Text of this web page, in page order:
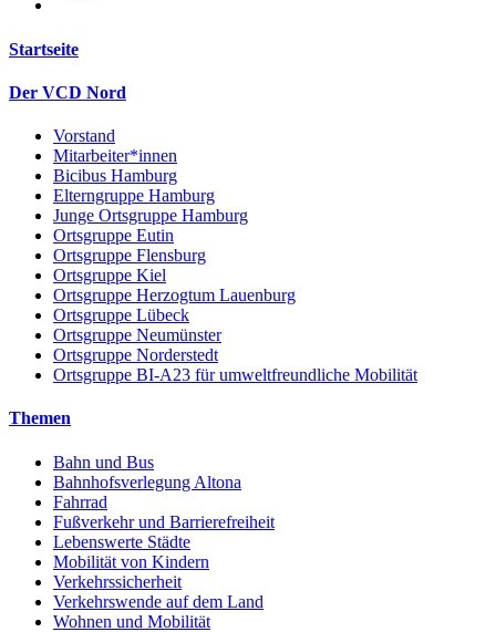
Startseite
Der VCD Nord
Vorstand
Mitarbeiter*innen
Bicibus Hamburg
Elterngruppe Hamburg
Junge Ortsgruppe Hamburg
Ortsgruppe Eutin
Ortsgruppe Flensburg
Ortsgruppe Kiel
Ortsgruppe Herzogtum Lauenburg
Ortsgruppe Lübeck
Ortsgruppe Neumünster
Ortsgruppe Norderstedt
Ortsgruppe BI-A23 für umweltfreundliche Mobilität
Themen
Bahn und Bus
Bahnhofsverlegung Altona
Fahrrad
Fußverkehr und Barrierefreiheit
Lebenswerte Städte
Mobilität von Kindern
Verkehrssicherheit
Verkehrswende auf dem Land
Wohnen und Mobilität